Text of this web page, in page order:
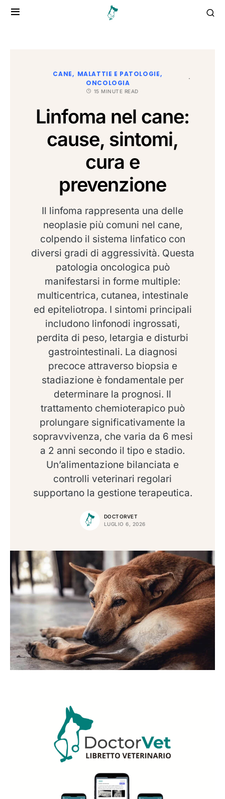
CANE
MALATTIE E PATOLOGIE
ONCOLOGIA
15 MINUTE READ
Linfoma nel cane:
cause, sintomi,
cura e
prevenzione
Il linfoma rappresenta una delle
neoplasie più comuni nel cane,
colpendo il sistema linfatico con
diversi gradi di aggressività. Questa
patologia oncologica può
manifestarsi in forme multiple:
multicentrica, cutanea, intestinale
ed epiteliotropa. I sintomi principali
includono linfonodi ingrossati,
perdita di peso, letargia e disturbi
gastrointestinali. La diagnosi
precoce attraverso biopsia e
stadiazione è fondamentale per
determinare la prognosi. Il
trattamento chemioterapico può
prolungare significativamente la
sopravvivenza, che varia da 6 mesi
a 2 anni secondo il tipo e stadio.
Un’alimentazione bilanciata e
controlli veterinari regolari
supportano la gestione terapeutica.
DOCTORVET
LUGLIO 6, 2026